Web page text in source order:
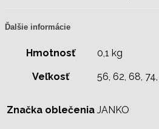
Ďalšie informácie
Hmotnosť 0,1 kg
Veľkosť 56, 62, 68,
Značka oblečenia JANKO